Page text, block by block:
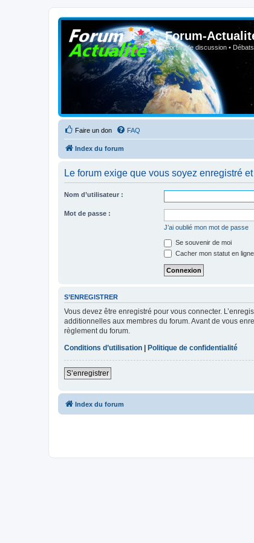
Forum-
Forum de discussion •
Faire un don FAQ
Index du forum
Le forum exige que vous soyez enregistré
Nom d’utilisateur :
Mot de passe :
J’ai oublié mon mot de passe
Se souvenir de moi
Cacher mon statut en
S’ENREGISTRER
Vous devez être enregistré pour vous connecter.
additionnelles aux membres du forum. Avant de vous
règlement du forum.
Conditions d’utilisation | Politique de confidentialité
S’enregistrer
Index du forum